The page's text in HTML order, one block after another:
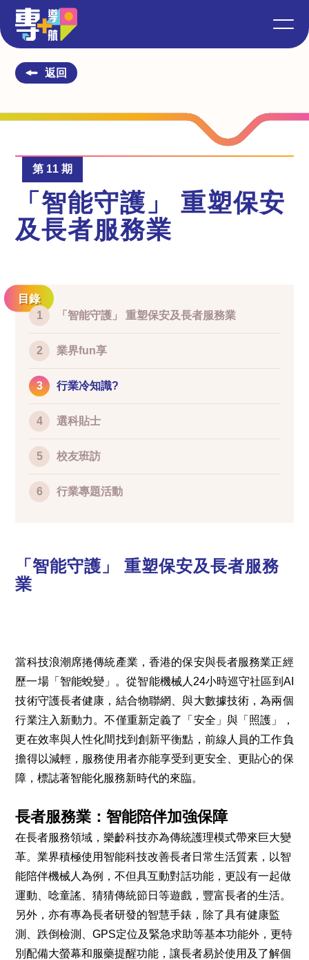
返回
第 11 期
「智能守護」 重塑保安
及長者服務業
目錄
1
「智能守護」 重塑保安及長者服務業
2 業界fun享
3 行業冷知識?
4 選科貼士
5 校友班訪
6 行業專題活動
「智能守護」 重塑保安及長者服務
業
當科技浪潮席捲傳統產業，香港的保安與長者服務業正經
歷一場「智能蛻變」。從智能機械人24小時巡守社區到AI
技術守護長者健康，結合物聯網、與大數據技術，為兩個
行業注入新動力。不僅重新定義了「安全」與「照護」，
更在效率與人性化間找到創新平衡點，前線人員的工作負
擔得以減輕，服務使用者亦能享受到更安全、更貼心的保
障，標誌著智能化服務新時代的來臨。
長者服務業：智能陪伴加強保障
在長者服務領域，樂齡科技亦為傳統護理模式帶來巨大變
革。業界積極使用智能科技改善長者日常生活質素，以智
能陪伴機械人為例，不但具互動對話功能，更設有一起做
運動、唸童謠、猜猜傳統節日等遊戲，豐富長者的生活。
另外，亦有專為長者研發的智慧手錶，除了具有健康監
測、跌倒檢測、GPS定位及緊急求助等基本功能外，更特
別配備大螢幕和服藥提醒功能，讓長者易於使用及了解個